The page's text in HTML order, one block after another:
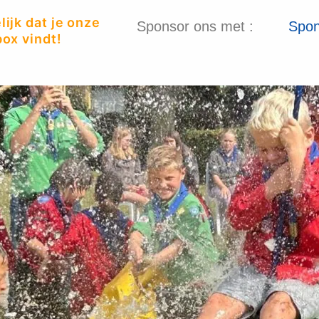
dat je onze
vindt!
Sponsor ons met :